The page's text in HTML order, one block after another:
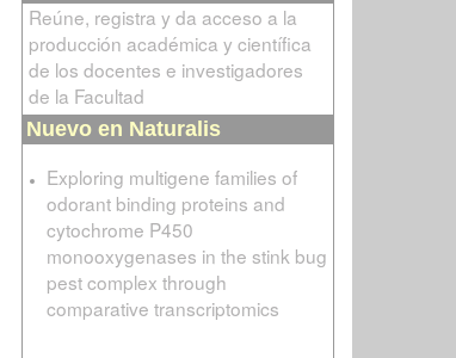
Reúne, registra y da acceso a la
producción académica y científica
de los docentes e investigadores
de la Facultad
Nuevo en Naturalis
Exploring multigene families of
odorant binding proteins and
cytochrome P450
monooxygenases in the stink bug
pest complex through
comparative transcriptomics